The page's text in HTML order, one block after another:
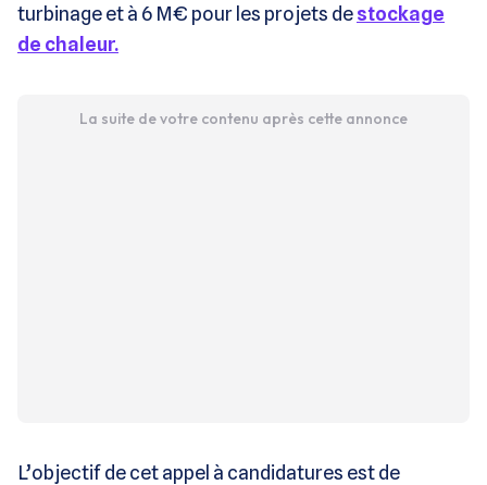
turbinage et à 6 M€ pour les projets destockage
de chaleur.
La suite de votre contenu après cette annonce
L’objectif de cet appel à candidatures est de